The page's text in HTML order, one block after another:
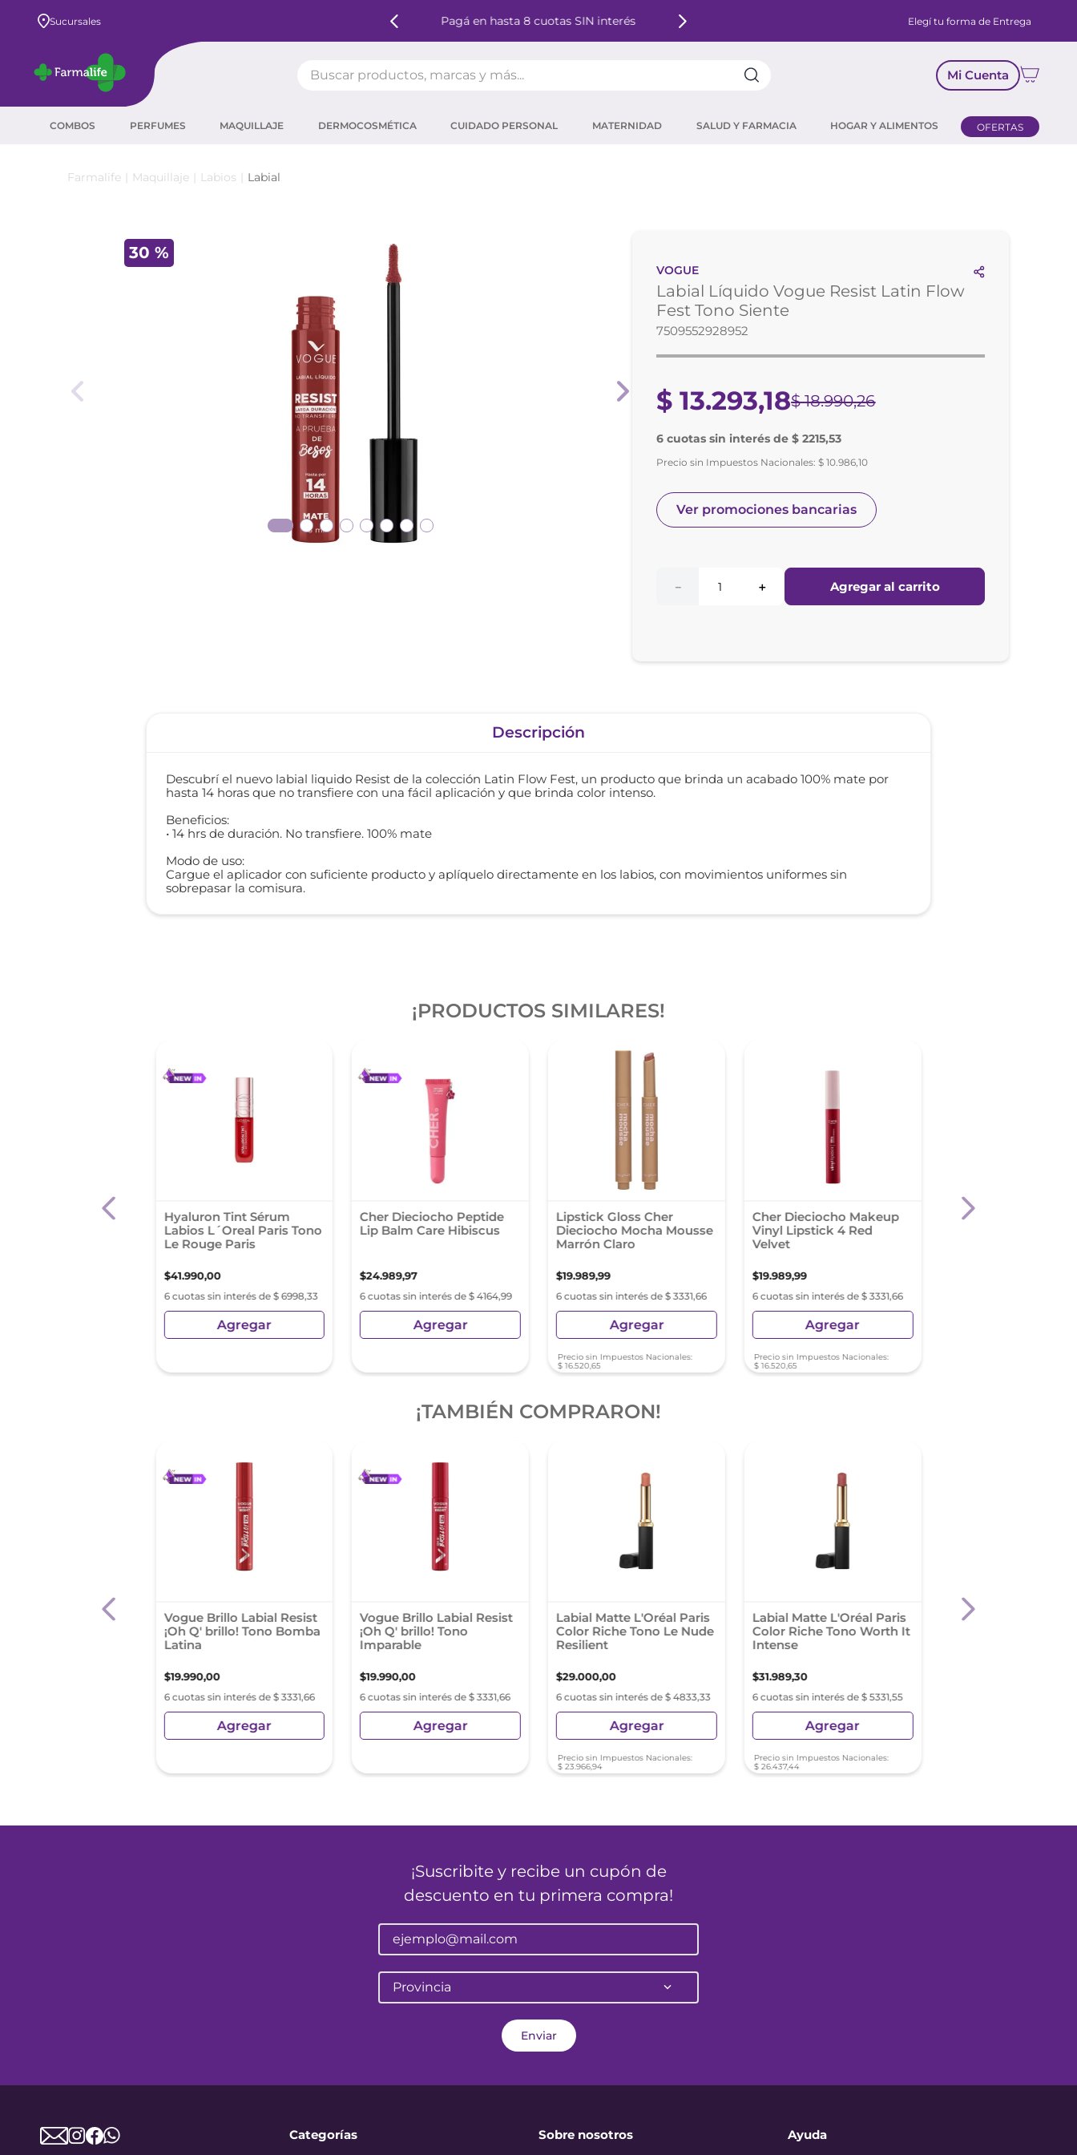
Sucursales Pagá en hasta 8 cuotas SIN interés Elegí tu forma de Entrega
Mi Cuenta
COMBOS PERFUMES MAQUILLAJE DERMOCOSMÉTICA CUIDADO PERSONAL MATERNIDAD SALUD Y FARMACIA HOGAR Y ALIMENTOS OFERTAS
Maquillaje Labios Labial
30 %
VOGUE
Labial Líquido Vogue Resist Latin Flow
Fest Tono Siente
7509552928952
$ 13.293,18$ 18.990,26
6 cuotas sin interés de $ 2215,53
Precio sin Impuestos Nacionales:$ 10.986,10
Ver promociones bancarias
＋
－ Agregar al carrito
Descripción
Descubrí el nuevo labial liquido Resist de la colección Latin Flow Fest, un producto que brinda un acabado 100% mate por
hasta 14 horas que no transfiere con una fácil aplicación y que brinda color intenso.
Beneficios:
• 14 hrs de duración. No transfiere. 100% mate
Modo de uso:
Cargue el aplicador con suficiente producto y aplíquelo directamente en los labios, con movimientos uniformes sin
sobrepasar la comisura.
¡PRODUCTOS SIMILARES!
Liquido Maybelline
Hyaluron Tint Sérum
Labios L´Oreal Paris Tono
Le Rouge Paris
$41.990,00
6 cuotas sin interés de $ 6998,33
Agregar
Cher Dieciocho Peptide
Lip Balm Care Hibiscus
$24.989,97
6 cuotas sin interés de $ 4164,99
Agregar
Lipstick Gloss Cher
Dieciocho Mocha Mousse
Marrón Claro
$19.989,99
6 cuotas sin interés de $ 3331,66
Agregar
Precio sin Impuestos Nacionales:
$ 16.520,65
Cher Dieciocho Makeup
Vinyl Lipstick 4 Red
Velvet
$19.989,99
6 cuotas sin interés de $ 3331,66
Agregar
Precio sin Impuestos Nacionales:
$ 16.520,65
Labial Líquido
¡TAMBIÉN COMPRARON!
Vogue Brillo Labial Resist
¡Oh Q' brillo! Tono Bomba
Latina
$19.990,00
6 cuotas sin interés de $ 3331,66
Agregar
Vogue Brillo Labial Resist
¡Oh Q' brillo! Tono
Imparable
$19.990,00
6 cuotas sin interés de $ 3331,66
Agregar
Labial Matte L'Oréal Paris
Color Riche Tono Le Nude
Resilient
$29.000,00
6 cuotas sin interés de $ 4833,33
Agregar
Precio sin Impuestos Nacionales:
$ 23.966,94
Labial Matte L'Oréal Paris
Color Riche Tono Worth It
Intense
$31.989,30
6 cuotas sin interés de $ 5331,55
Agregar
Precio sin Impuestos Nacionales:
$ 26.437,44
Revlon ColorStay
¡Suscribite y recibe un cupón de
descuento en tu primera compra!
Provincia
Enviar
Categorías Sobre nosotros Ayuda
máscara pestañas
roche posay